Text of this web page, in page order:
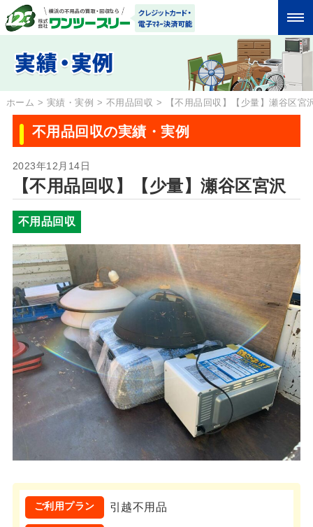
ホーム > 実績・実例 > 不用品回収 > 【不用品回収】【少量】瀬谷区宮
不用品回収の実績・実例
2023年12月14日
【不用品回収】【少量】瀬谷区宮沢
不用品回収
ご利用プラン 引越不用品